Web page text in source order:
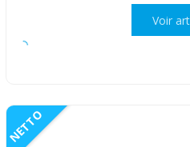
Voir
NETTO